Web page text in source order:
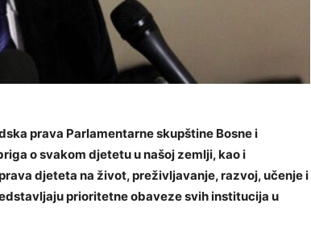
prava Parlamentarne skupštine Bosne i
o svakom djetetu u našoj zemlji, kao i
djeteta na život, preživljavanje, razvoj, učenje i
prioritetne obaveze svih institucija u